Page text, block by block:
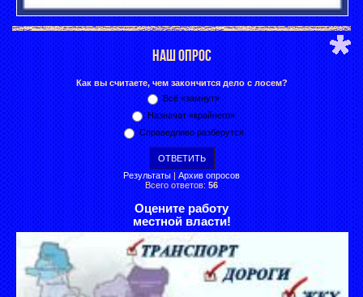
НАШ ОПРОС
Как вы считаете, чем закончится дело с лосем?
Всё «замнут»
Назначат «крайнего»
Справедливо разберутся
Результаты | Архив опросов
Всего ответов: 56
Оцените работу
местной власти!